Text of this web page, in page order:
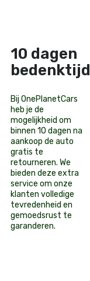
10 dagen
bedenktijd!
Bij OnePlanetCars
heb je de
mogelijkheid om
binnen 10 dagen na
aankoop de auto
gratis te
retourneren. We
bieden deze extra
service om onze
klanten volledige
tevredenheid en
gemoedsrust te
garanderen.